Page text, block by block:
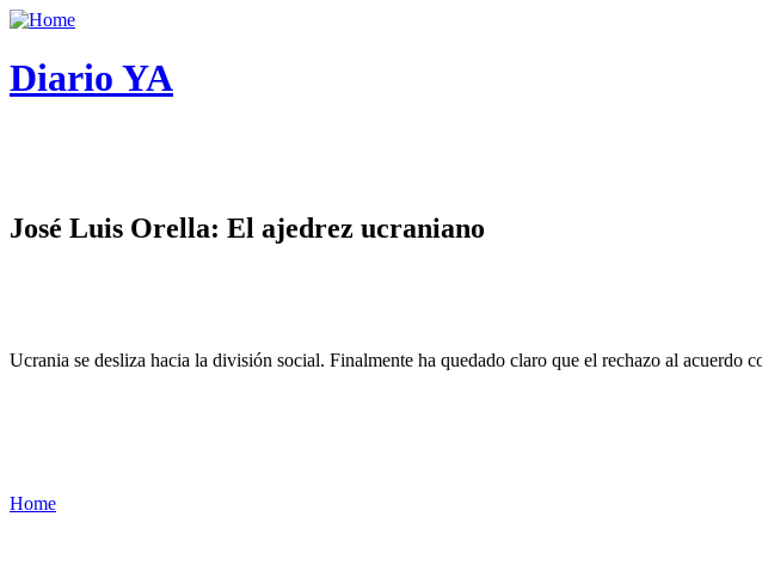
Diario YA
José Luis Orella: El ajedrez ucraniano
Ucrania se desliza hacia la división social. Finalmente ha quedado claro que el rechazo al acuerdo
Home